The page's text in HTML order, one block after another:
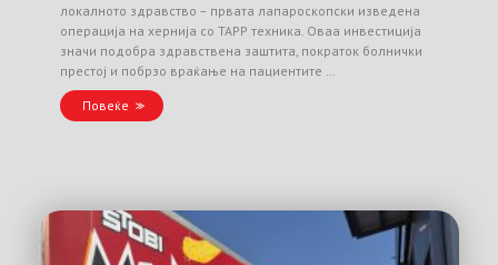
локалното здравство – првата лапароскопски изведена
операција на хернија со TAPP техника. Оваа инвестиција
значи подобра здравствена заштита, пократок болнички
престој и побрзо враќање на пациентите …
Повеќе